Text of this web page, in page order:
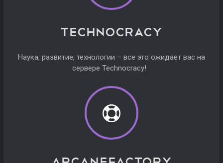
Technocracy
Наука, развитие, технологии – все это ожидает вас на
сервере Technocracy!
Arcanefactory